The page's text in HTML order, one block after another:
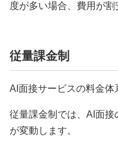
度が多い場合、費用が割
従量課金制
AI面接サービスの料金体
従量課金制では、AI面接
が変動します。